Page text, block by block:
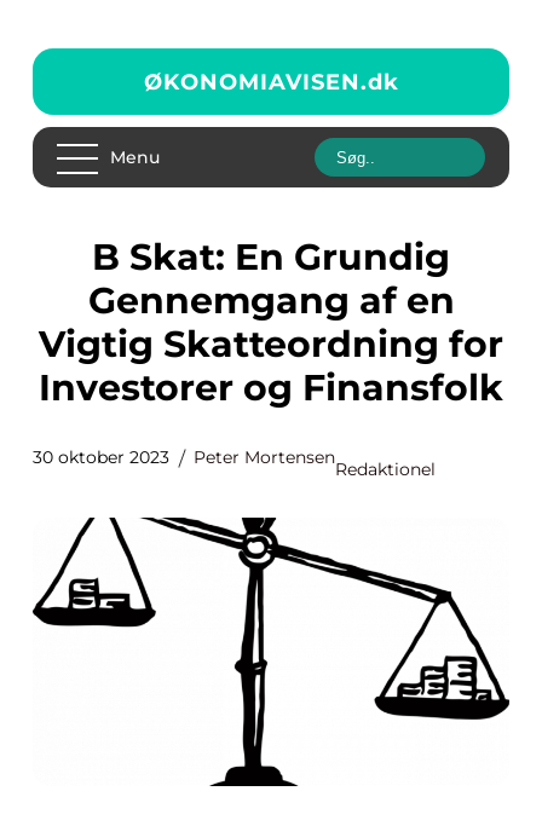
ØKONOMIAVISEN.dk
Menu
B Skat: En Grundig
Gennemgang af en
Vigtig Skatteordning for
Investorer og Finansfolk
30 oktober 2023 Peter Mortensen
Redaktionel